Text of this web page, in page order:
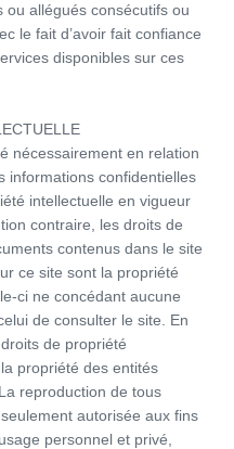
allégués consécutifs ou
le fait d’avoir fait confiance
disponibles sur ces
nécessairement en relation
informations confidentielles
intellectuelle en vigueur
contraire, les droits de
contenus dans le site
ce site sont la propriété
ci ne concédant aucune
de consulter le site. En
de propriété
propriété des entités
reproduction de tous
autorisée aux fins
personnel et privé,